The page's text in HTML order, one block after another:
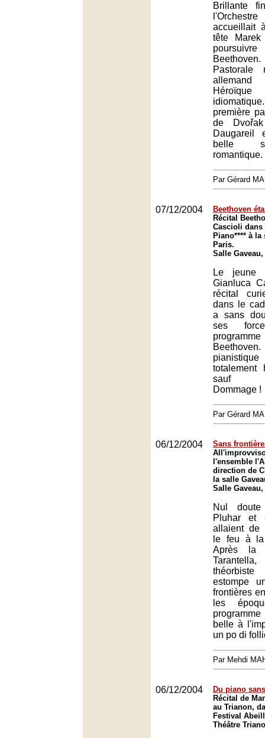
Brillante
accueillait
tête
première
de
Daugareil
belle
romantique.
Par Gérard
07/12/2004
Beethoven
Récital
Cascioli dans
Piano**** à la
Paris.
Salle
Le jeune
Gianluca
récital
dans le
a sans
ses
totalement
sauf
Dommage !
Par Gérard
06/12/2004
Sans
l'ensemble
direction de
la salle
Salle
Nul
Pluhar et
allaient de
le feu à la
Après la
estompe
frontières
les
belle à
un po di
Par Mehdi
06/12/2004
Du piano
Récital de
au Trianon,
Festival
Théâtre